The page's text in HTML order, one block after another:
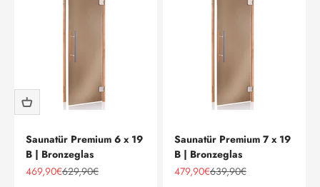
Saunatür Premium 6 x 19
B | Bronzeglas
Angebot
469,90€Regulärer Preis
629,90€
Saunatür Premium 7 x 19
B | Bronzeglas
Angebot
479,90€Regulärer Preis
639,90€